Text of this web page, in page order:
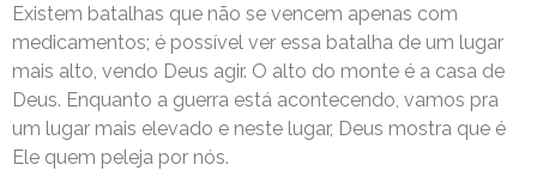
Existem batalhas que não se vencem apenas com
medicamentos; é possível ver essa batalha de um lugar
mais alto, vendo Deus agir. O alto do monte é a casa de
Deus. Enquanto a guerra está acontecendo, vamos pra
um lugar mais elevado e neste lugar, Deus mostra que é
Ele quem peleja por nós.